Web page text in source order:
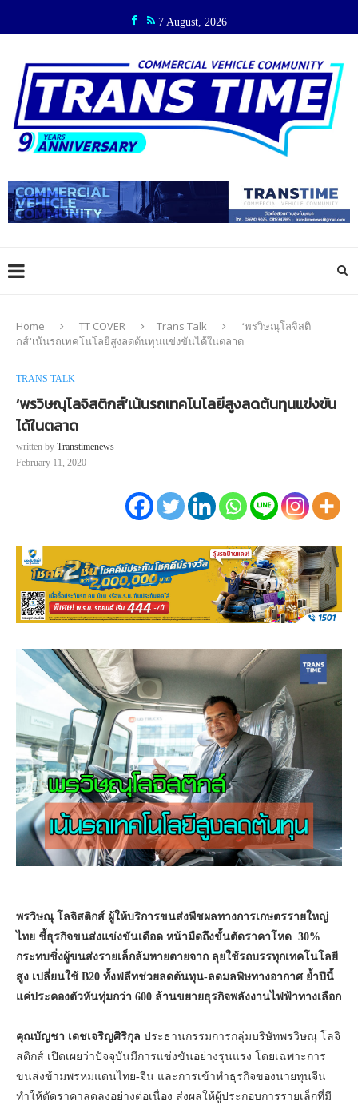
7 August, 2026
Home TT COVER Trans Talk
‘พรวิษณุโลจิสติ
กส์’เน้นรถเทคโนโลยีสูงลดต้นทุนแข่งขันได้ในตลาด
TRANS TALK
‘พรวิษณุโลจิสติกส์’เน้นรถเทคโนโลยีสูงลดต้นทุนแข่งขัน
ได้ในตลาด
written by Transtimenews
February 11, 2020
พรวิษณุ โลจิสติกส์ ผู้ให้บริการขนส่งพืชผลทางการเกษตรรายใหญ่
ไทย ชี้ธุรกิจขนส่งแข่งขันเดือด หน้ามืดถึงขั้นตัดราคาโหด 30%
กระทบชิ่งผู้ขนส่งรายเล็กล้มหายตายจาก ลุยใช้รถบรรทุกเทคโนโลยี
สูง เปลี่ยนใช้ B20 ทั้งฟลีทช่วยลดต้นทุน-ลดมลพิษทางอากาศ ย้ำปีนี้
แค่ประคองตัวหันทุ่มกว่า 600 ล้านขยายธุรกิจพลังงานไฟฟ้าทางเลือก
คุณบัญชา เดชเจริญศิริกุล ประธานกรรมการกลุ่มบริษัทพรวิษณุ โลจิ
สติกส์ เปิดเผยว่าปัจจุบันมีการแข่งขันอย่างรุนแรง โดยเฉพาะการ
ขนส่งข้ามพรหมแดนไทย-จีน และการเข้าทำธุรกิจของนายทุนจีน
ทำให้ตัดราคาลดลงอย่างต่อเนื่อง ส่งผลให้ผู้ประกอบการรายเล็กที่มี